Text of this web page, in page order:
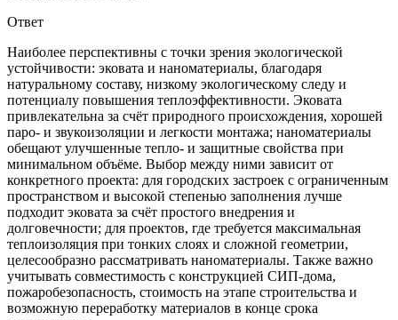
Ответ
Наиболее перспективны с точки зрения экологической
устойчивости: эковата и наноматериалы, благодаря
натуральному составу, низкому экологическому следу и
потенциалу повышения теплоэффективности. Эковата
привлекательна за счёт природного происхождения, хорошей
паро- и звукоизоляции и легкости монтажа; наноматериалы
обещают улучшенные тепло- и защитные свойства при
минимальном объёме. Выбор между ними зависит от
конкретного проекта: для городских застроек с ограниченным
пространством и высокой степенью заполнения лучше
подходит эковата за счёт простого внедрения и
долговечности; для проектов, где требуется максимальная
теплоизоляция при тонких слоях и сложной геометрии,
целесообразно рассматривать наноматериалы. Также важно
учитывать совместимость с конструкцией СИП-дома,
пожаробезопасность, стоимость на этапе строительства и
возможную переработку материалов в конце срока